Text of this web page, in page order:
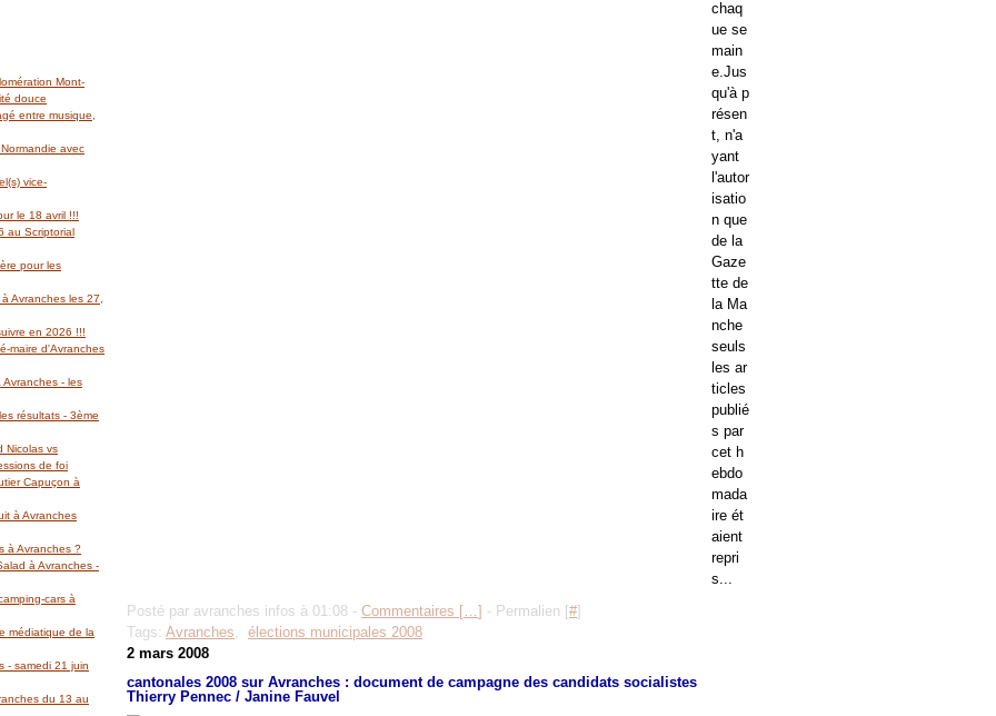
Mont-
douce
entre musique,
avec
vice-
le 18 avril !!!
au Scriptorial
pour les
Avranches les 27,
en 2026 !!!
maire d'Avranches
- les
résultats - 3ème
Nicolas vs
de foi
Capuçon à
à Avranches
à Avranches ?
à Avranches -
cars à
médiatique de la
- samedi 21 juin
du 13 au
chaq
ue se
main
e.Jus
qu'à p
résen
t, n'a
yant
l'autor
isatio
n que
de la
Gaze
tte de
la Ma
nche
seuls
les ar
ticles
publié
s par
cet h
ebdo
mada
ire ét
aient
repri
s...
Posté par avranches infos à 01:08 - Commentaires […] - Permalien [#]
Tags: Avranches, élections municipales 2008
2 mars 2008
cantonales 2008 sur Avranches : document de campagne des candidats socialistes
Thierry Pennec / Janine Fauvel